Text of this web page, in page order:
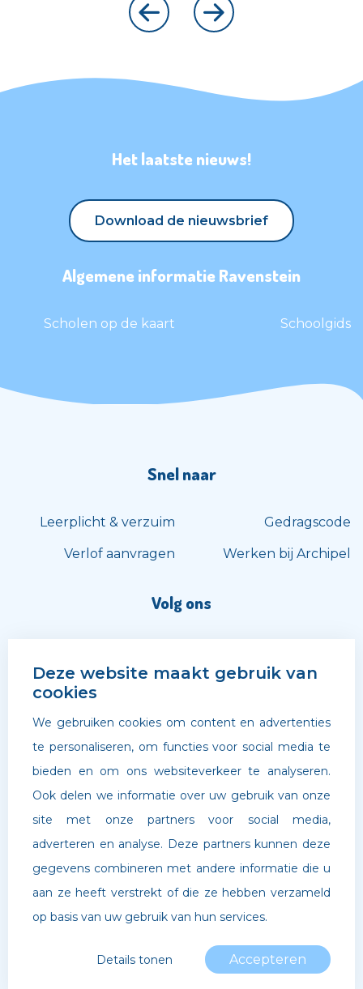
Het laatste nieuws!
Download de nieuwsbrief
Download de nieuwsbrief
Algemene informatie Ravenstein
Scholen op de kaart Schoolgids
Snel naar
Leerplicht & verzuim
Verlof aanvragen
Gedragscode
Werken bij Archipel
Volg ons
©Archipel Scholen. Website doorBoldr Digital Agency
Privacybeleid
Deze website maakt gebruik van
cookies
We gebruiken cookies om content en advertenties
te personaliseren, om functies voor social media te
bieden en om ons websiteverkeer te analyseren.
Ook delen we informatie over uw gebruik van onze
site met onze partners voor social media,
adverteren en analyse. Deze partners kunnen deze
gegevens combineren met andere informatie die u
aan ze heeft verstrekt of die ze hebben verzameld
op basis van uw gebruik van hun services.
Details tonen Accepteren